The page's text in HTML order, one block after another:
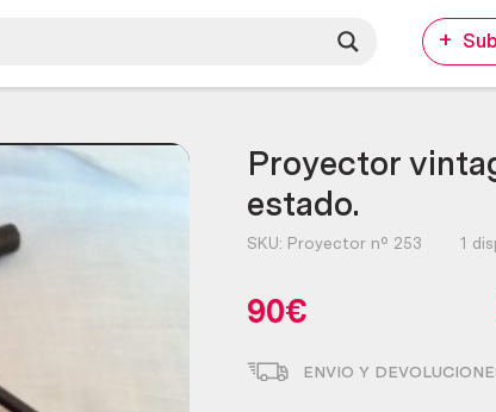
Proyector
estado.
SKU: Proyector nº 253 1
90€
ENVIO Y